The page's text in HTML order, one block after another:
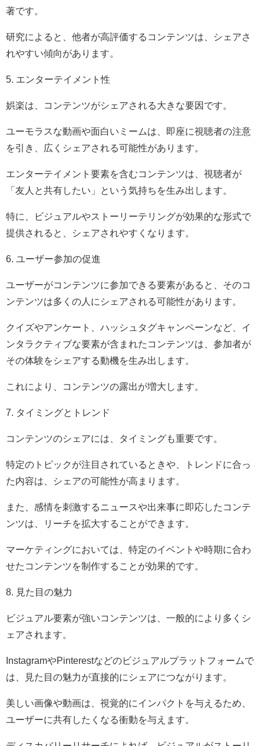
著です。
研究によると、他者が高評価するコンテンツは、シェアさ
れやすい傾向があります。
5. エンターテイメント性
娯楽は、コンテンツがシェアされる大きな要因です。
ユーモラスな動画や面白いミームは、即座に視聴者の注意
を引き、広くシェアされる可能性があります。
エンターテイメント要素を含むコンテンツは、視聴者が
「友人と共有したい」という気持ちを生み出します。
特に、ビジュアルやストーリーテリングが効果的な形式で
提供されると、シェアされやすくなります。
6. ユーザー参加の促進
ユーザーがコンテンツに参加できる要素があると、そのコ
ンテンツは多くの人にシェアされる可能性があります。
クイズやアンケート、ハッシュタグキャンペーンなど、イ
ンタラクティブな要素が含まれたコンテンツは、参加者が
その体験をシェアする動機を生み出します。
これにより、コンテンツの露出が増大します。
7. タイミングとトレンド
コンテンツのシェアには、タイミングも重要です。
特定のトピックが注目されているときや、トレンドに合っ
た内容は、シェアの可能性が高まります。
また、感情を刺激するニュースや出来事に即応したコンテ
ンツは、リーチを拡大することができます。
マーケティングにおいては、特定のイベントや時期に合わ
せたコンテンツを制作することが効果的です。
8. 見た目の魅力
ビジュアル要素が強いコンテンツは、一般的により多くシ
ェアされます。
InstagramやPinterestなどのビジュアルプラットフォームで
は、見た目の魅力が直接的にシェアにつながります。
美しい画像や動画は、視覚的にインパクトを与えるため、
ユーザーに共有したくなる衝動を与えます。